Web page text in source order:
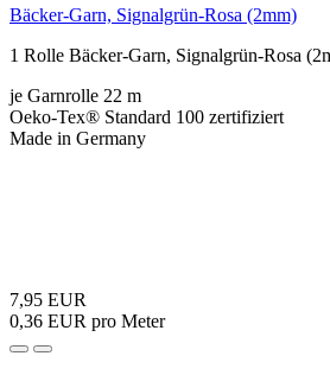
Bäcker-Garn, Signalgrün-Rosa (2mm)
1 Rolle Bäcker-Garn, Signalgrün-Rosa
je Garnrolle 22 m
Oeko-Tex® Standard 100 zertifiziert
Made in Germany
7,95 EUR
0,36 EUR pro Meter